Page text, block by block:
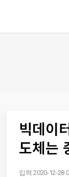
빅데이
도체는
입력 2020-12-28